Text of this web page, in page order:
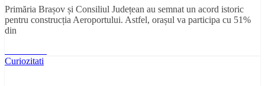
Primăria Brașov și Consiliul Județean au semnat un acord istoric
pentru construcția Aeroportului. Astfel, orașul va participa cu 51%
din
Curiozitati